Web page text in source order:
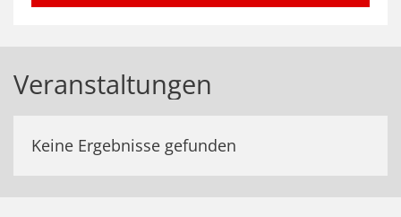
Veranstaltungen
Keine Ergebnisse gefunden